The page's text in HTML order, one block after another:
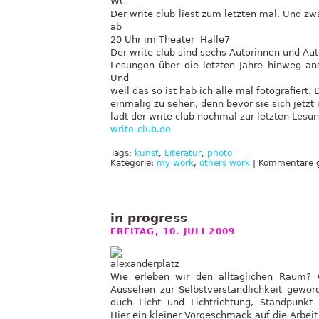
Der write club liest zum letzten mal. Und
ab
20 Uhr im Theater Halle7
Der write club sind sechs Autorinnen und
Lesungen über die letzten Jahre hinweg
Und
weil das so ist hab ich alle mal fotografiert.
einmalig zu sehen, denn bevor sie sich jetzt
lädt der write club nochmal zur letzten
write-club.de
Tags: kunst, Literatur, photo
Kategorie: my work, others work | Kommentare
in progress
FREITAG, 10. JULI 2009
Wie erleben wir den alltäglichen
Aussehen zur Selbstverständlichkeit
duch Licht und Lichtrichtung, Standpunkt
Hier ein kleiner Vorgeschmack auf die Arbeit